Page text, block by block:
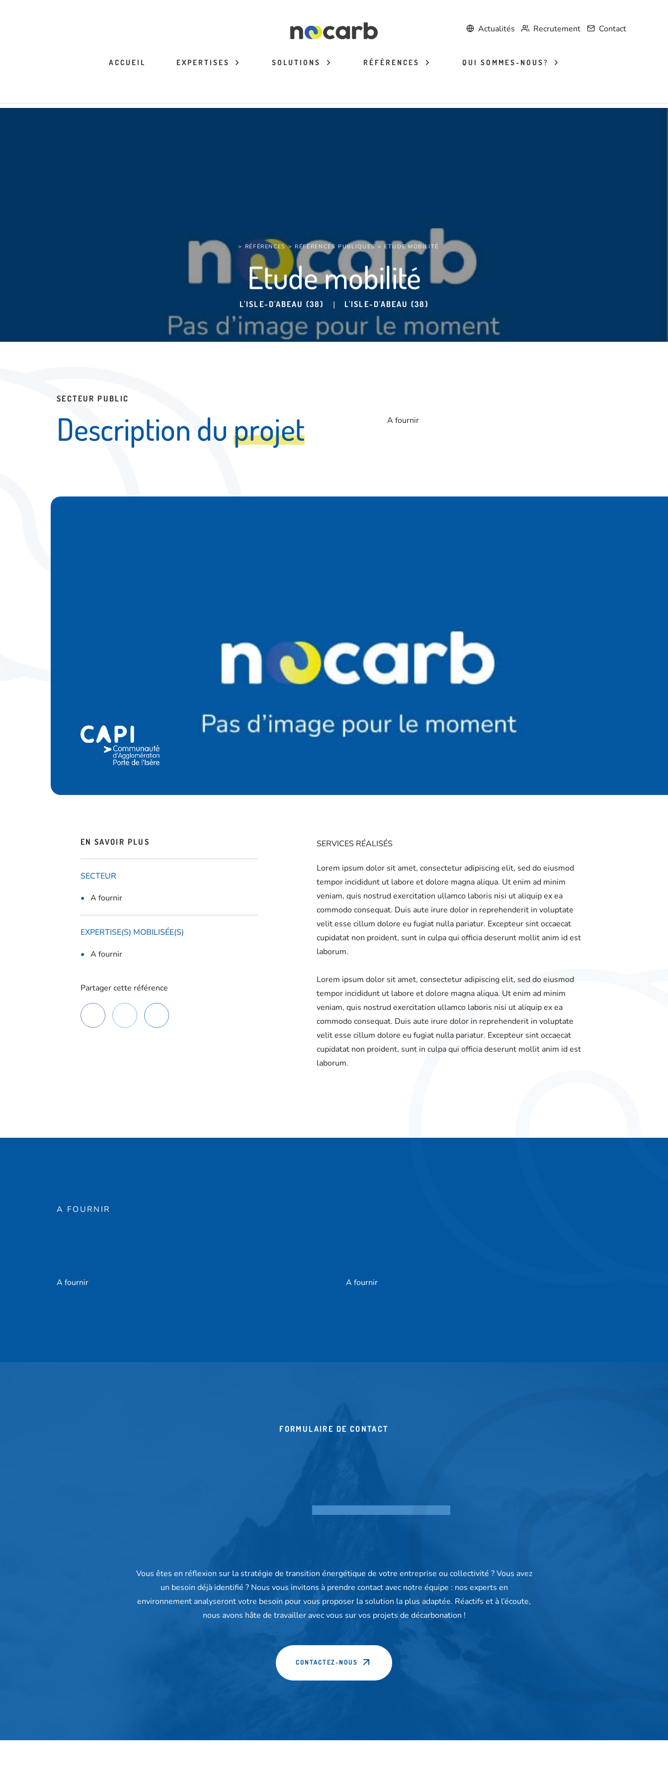
Actualités Recrutement Contact
ACCUEIL EXPERTISES SOLUTIONS RÉFÉRENCES QUI SOMMES-NOUS?
> RÉFÉRENCES > RÉFÉRENCES PUBLIQUES > ETUDE MOBILITÉ
Etude mobilité
L'ISLE-D'ABEAU (38) | L'ISLE-D'ABEAU (38)
SECTEUR PUBLIC
Description duprojet A fournir
EN SAVOIR PLUS
SECTEUR
A fournir
EXPERTISE(S) MOBILISÉE(S)
A fournir
Partager cette référence
SERVICES RÉALISÉS
Lorem ipsum dolor sit amet, consectetur adipiscing elit, sed do eiusmod
tempor incididunt ut labore et dolore magna aliqua. Ut enim ad minim
veniam, quis nostrud exercitation ullamco laboris nisi ut aliquip ex ea
commodo consequat. Duis aute irure dolor in reprehenderit in voluptate
velit esse cillum dolore eu fugiat nulla pariatur. Excepteur sint occaecat
cupidatat non proident, sunt in culpa qui officia deserunt mollit anim id est
laborum.
Lorem ipsum dolor sit amet, consectetur adipiscing elit, sed do eiusmod
tempor incididunt ut labore et dolore magna aliqua. Ut enim ad minim
veniam, quis nostrud exercitation ullamco laboris nisi ut aliquip ex ea
commodo consequat. Duis aute irure dolor in reprehenderit in voluptate
velit esse cillum dolore eu fugiat nulla pariatur. Excepteur sint occaecat
cupidatat non proident, sunt in culpa qui officia deserunt mollit anim id est
laborum.
A FOURNIR
A fournir A fournir
FORMULAIRE DE CONTACT
Vous êtes en réflexion sur la stratégie de transition énergétique de votre entreprise ou collectivité ? Vous avez
un besoin déjà identifié ? Nous vous invitons à prendre contact avec notre équipe : nos experts en
environnement analyseront votre besoin pour vous proposer la solution la plus adaptée. Réactifs et à l’écoute,
nous avons hâte de travailler avec vous sur vos projets de décarbonation !
CONTACTEZ-NOUS